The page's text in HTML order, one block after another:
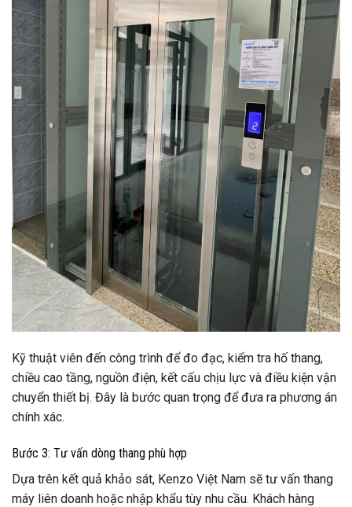
Kỹ thuật viên đến công trình để đo đạc, kiểm tra hố thang,
chiều cao tầng, nguồn điện, kết cấu chịu lực và điều kiện vận
chuyển thiết bị. Đây là bước quan trọng để đưa ra phương án
chính xác.
Bước 3: Tư vấn dòng thang phù hợp
Dựa trên kết quả khảo sát, Kenzo Việt Nam sẽ tư vấn thang
máy liên doanh hoặc nhập khẩu tùy nhu cầu. Khách hàng